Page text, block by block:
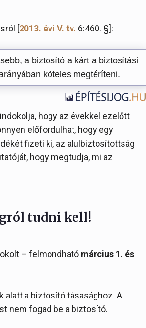
[2013. évi V. tv. 6:460. §]:
a biztosító a kárt a biztosítási
köteles megtéríteni.
hogy az évekkel ezelőtt
előfordulhat, hogy egy
fizeti ki, az alulbiztosítottság
hogy megtudja, mi az
tudni kell!
– felmondható március 1. és
alatt a biztosító tásasághoz. A
nem fogad be a biztosító.